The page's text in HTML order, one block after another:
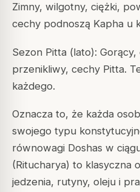
Zimny, wilgotny, ciężki,
cechy podnoszą Kapha u
Sezon Pitta (lato):
przenikliwy, cechy Pitta.
każdego.
Oznacza to, że każda
swojego typu
równowagi Doshas w
(Ritucharya) to klasyczna
jedzenia, rutyny, oleju i